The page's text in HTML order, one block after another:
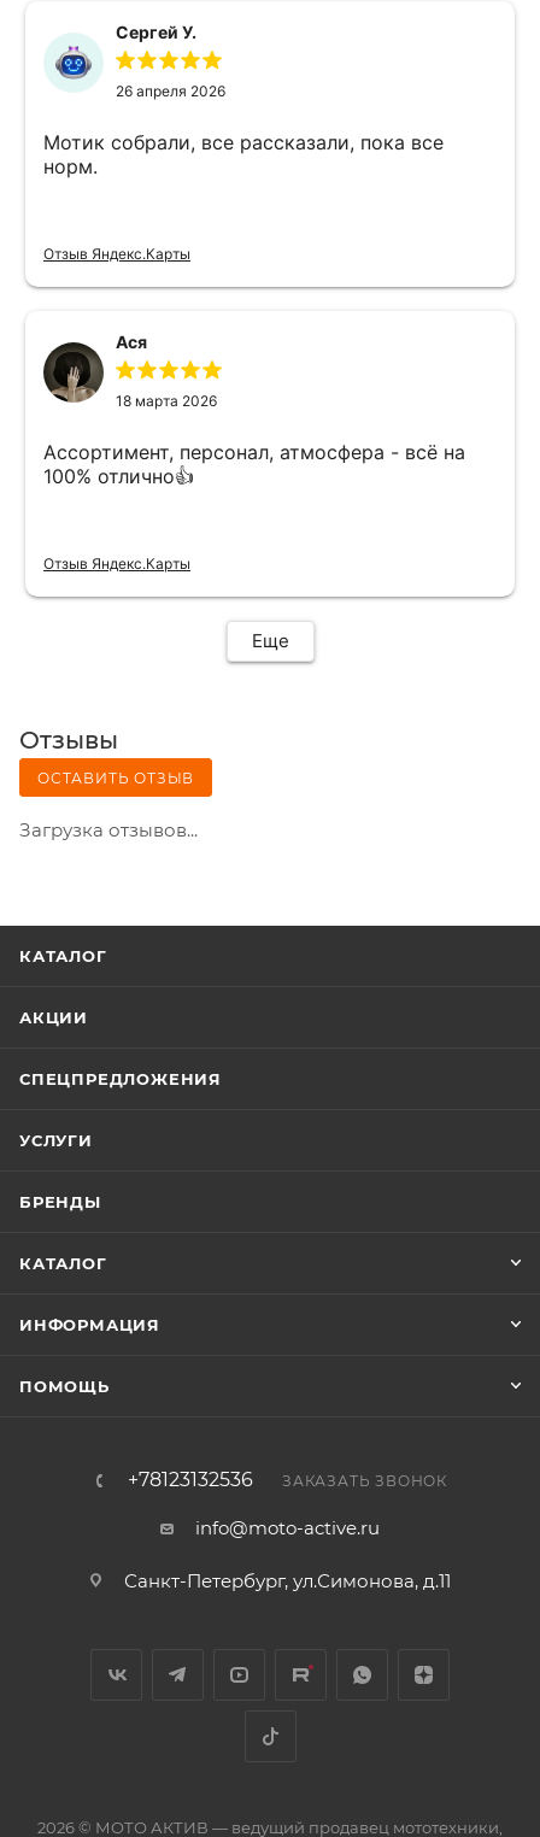
Сергей У.
26 апреля 2026
Мотик собрали, все рассказали, пока все
норм.
Отзыв Яндекс.Карты
Ася
18 марта 2026
Ассортимент, персонал, атмосфера - всё на
100% отлично👍
Отзыв Яндекс.Карты
Еще
Отзывы
ОСТАВИТЬ ОТЗЫВ
Загрузка отзывов...
КАТАЛОГ
АКЦИИ
СПЕЦПРЕДЛОЖЕНИЯ
УСЛУГИ
БРЕНДЫ
КАТАЛОГ
ИНФОРМАЦИЯ
ПОМОЩЬ
+78123132536 ЗАКАЗАТЬ ЗВОНОК
info@moto-active.ru
Санкт-Петербург, ул.Симонова, д.11
2026 © МОТО АКТИВ — ведущий продавец мототехники,